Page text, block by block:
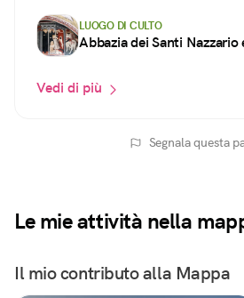
LUOGO DI CULTO
Abbazia dei Santi Nazzario
Vedi di più
Segnala questa
Le mie attività nella
Il mio contributo alla Mappa